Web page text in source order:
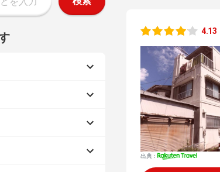
4.13
出典：